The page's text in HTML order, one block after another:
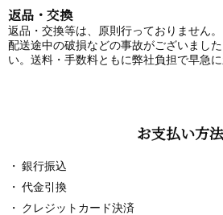
返品・交換
返品・交換等は、原則行っておりません。
配送途中の破損などの事故がございまし
い。送料・手数料ともに弊社負担で早急
お支払い方法
銀行振込
代金引換
クレジットカード決済